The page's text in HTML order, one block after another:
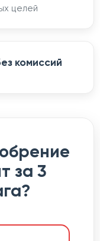
целей
комиссий
за 3